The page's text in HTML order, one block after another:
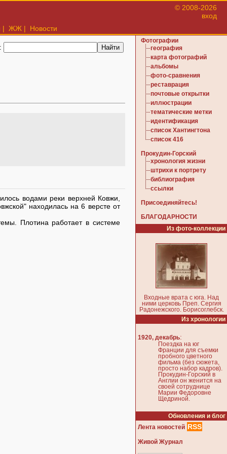
© 2008-2026
вход
| ЖЖ | Новости
водами реки верхней Ковжи,
находилась на 6 версте от
Плотина работает в системе
Фотографии
география
карта фотографий
альбомы
фото-сравнения
реставрация
почтовые открытки
иллюстрации
тематические метки
идентификация
список Хантингтона
список 416
Прокудин-Горский
хронология жизни
штрихи к портрету
библиография
ссылки
Присоединяйтесь!
БЛАГОДАРНОСТИ
Из фото-коллекции
Входные врата с юга. Над
ними церковь Преп. Сергия
Радонежского. Борисоглебск.
Из хронологии
1920, декабрь:
Поездка на юг
Франции для съемки
пробного цветного
фильма (без сюжета,
просто набор кадров).
Прокудин-Горский в
Англии он женится на
своей сотруднице
Марии Федоровне
Щедриной.
Обновления и блог
Лента новостей RSS
Живой Журнал